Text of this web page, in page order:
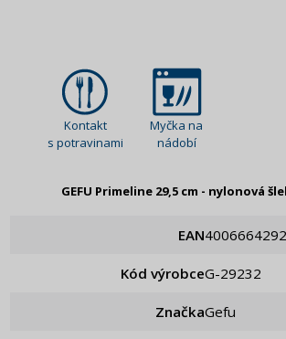
Kontakt
s potravinami
Myčka na
nádobí
GEFU Primeline 29,5 cm - nylonová
EAN
Kód výrobce g-29232
Značka Gefu